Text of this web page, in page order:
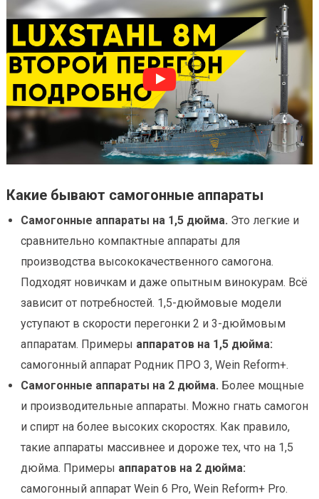
Какие бывают самогонные аппараты
Самогонные аппараты на 1,5 дюйма. Это легкие и
сравнительно компактные аппараты для
производства высококачественного самогона.
Подходят новичкам и даже опытным винокурам. Всё
зависит от потребностей. 1,5-дюймовые модели
уступают в скорости перегонки 2 и 3-дюймовым
аппаратам. Примеры аппаратов на 1,5 дюйма:
самогонный аппарат Родник ПРО 3, Wein Reform+.
Самогонные аппараты на 2 дюйма. Более мощные
и производительные аппараты. Можно гнать самогон
и спирт на более высоких скоростях. Как правило,
такие аппараты массивнее и дороже тех, что на 1,5
дюйма. Примеры аппаратов на 2 дюйма:
самогонный аппарат Wein 6 Pro, Wein Reform+ Pro.